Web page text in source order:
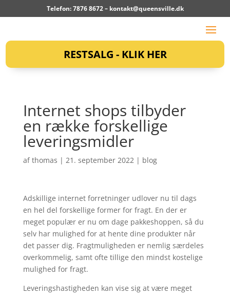
Telefon: 7876 8672 – kontakt@queensville.dk
RESTSALG - KLIK HER
Internet shops tilbyder
en række forskellige
leveringsmidler
afthomas | 21. september 2022| blog
Adskillige internet forretninger udlover nu til dags
en hel del forskellige former for fragt. En der er
meget populær er nu om dage pakkeshoppen, så du
selv har mulighed for at hente dine produkter når
det passer dig. Fragtmuligheden er nemlig særdeles
overkommelig, samt ofte tillige den mindst kostelige
mulighed for fragt.
Leveringshastigheden kan vise sig at være meget